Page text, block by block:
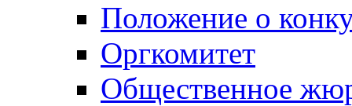
Положение о
Оргкомитет
Общественное